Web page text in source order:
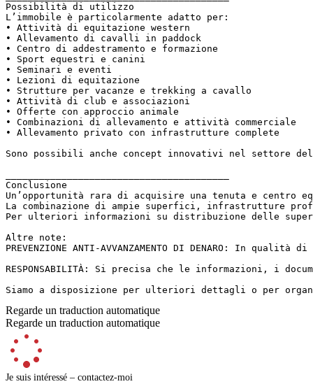
Possibilità di utilizzo
L’immobile è particolarmente adatto per:
• Attività di equitazione western
• Allevamento di cavalli in paddock
• Centro di addestramento e formazione
• Sport equestri e canini
• Seminari e eventi
• Lezioni di equitazione
• Strutture per vacanze e trekking a cavallo
• Attività di club e associazioni
• Offerte con approccio animale
• Combinazioni di allevamento e attività commerciale
• Allevamento privato con infrastrutture complete
Sono possibili anche concept innovativi nel settore
Conclusione
Un’opportunità rara di acquisire una tenuta e centro
La combinazione di ampie superfici, infrastrutture
Per ulteriori informazioni su distribuzione delle
Altre note:
PREVENZIONE ANTI-AVVANZAMENTO DI
RESPONSABILITÀ: Si precisa che le informazioni, i
Siamo a disposizione per ulteriori dettagli o per
Regarde un traduction automatique
Regarde un traduction automatique
Je suis intéressé – contactez-moi